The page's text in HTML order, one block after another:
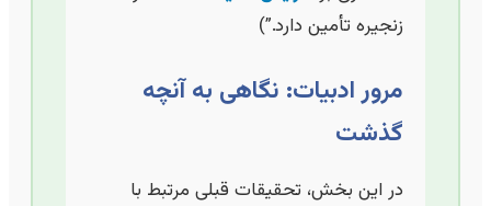
زنجیره تأمین دارد.”)
مرور ادبیات: نگاهی به آنچه
گذشت
در این بخش، تحقیقات قبلی مرتبط با